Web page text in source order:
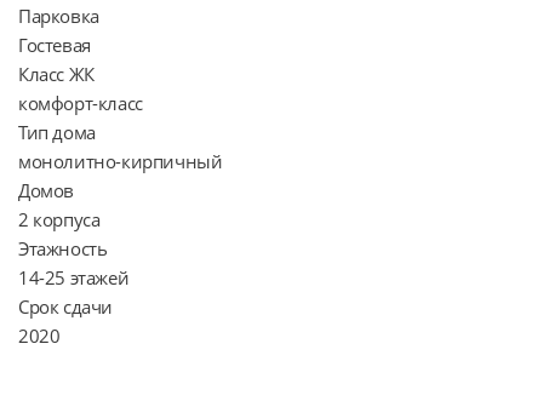
Парковка
Гостевая
Класс ЖК
комфорт-класс
Тип дома
монолитно-кирпичный
Домов
2 корпуса
Этажность
14-25 этажей
Срок сдачи